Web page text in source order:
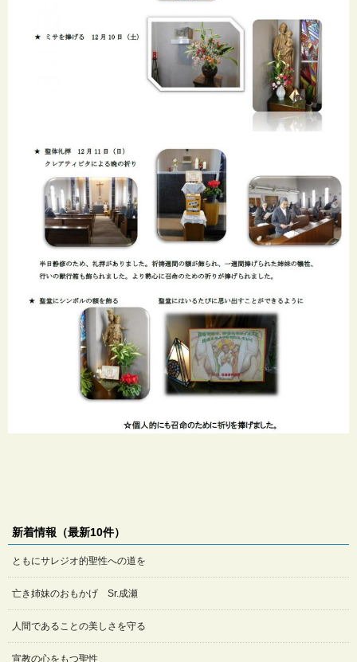
新着情報（最新10件）
ともにサレジオ的聖性への道を
亡き姉妹のおもかげ Sr.成瀬
人間であることの美しさを守る
宣教の心をもつ聖性